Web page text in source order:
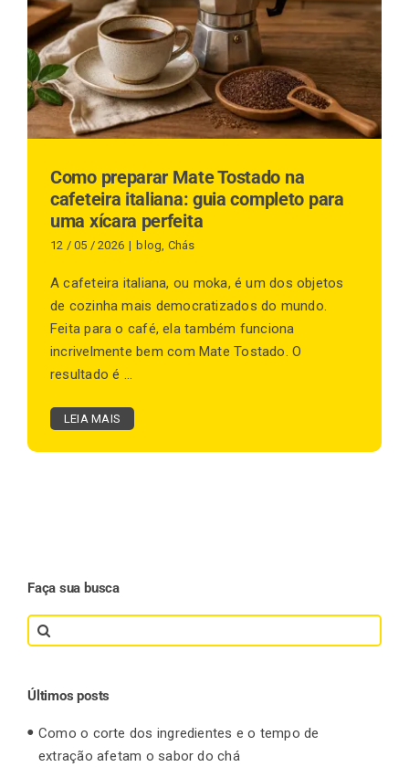
Finalização de compra
Exportação
Blog
Contato
Como preparar Mate Tostado na
cafeteira italiana: guia completo para
uma xícara perfeita
12 / 05 / 2026 | blog Chás
A cafeteira italiana, ou moka, é um dos objetos
de cozinha mais democratizados do mundo.
Feita para o café, ela também funciona
incrivelmente bem com Mate Tostado. O
resultado é ...
LEIA MAIS
Faça sua busca
Search
for:
Últimos posts
Como o corte dos ingredientes e o tempo de
extração afetam o sabor do chá